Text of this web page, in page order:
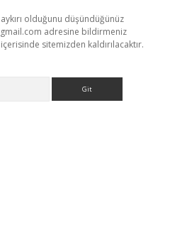
olduğunu düşündüğünüz
adresine bildirmeniz
sitemizden kaldırılacaktır.